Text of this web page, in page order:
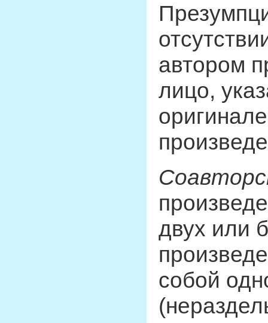
автором
лицо,
двух или
собой